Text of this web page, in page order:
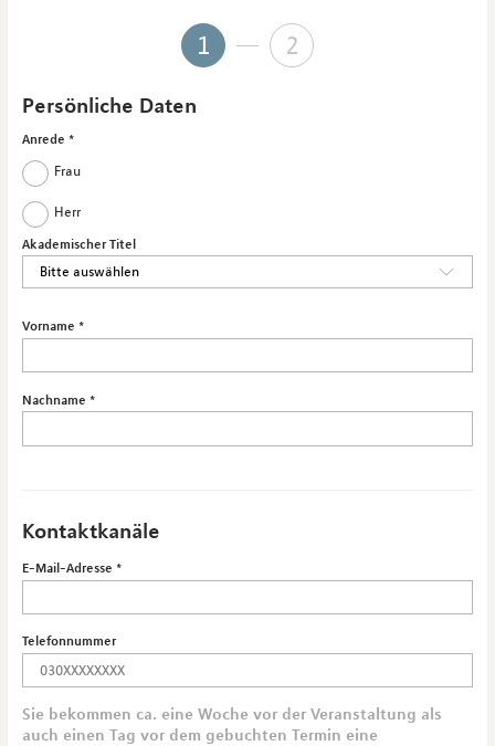
1 2
Persönliche Daten
Anrede
Frau
Herr
Akademischer Titel
Vorname
Nachname
Kontaktkanäle
E-Mail-Adresse
Telefonnummer
Sie bekommen ca. eine Woche vor der Veranstaltung als
auch einen Tag vor dem gebuchten Termin eine